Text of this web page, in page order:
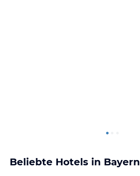
Beliebte Hotels in Bayern